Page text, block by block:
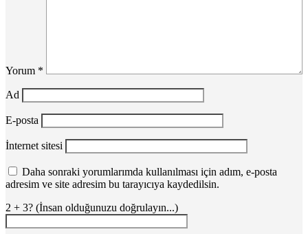
Yorum *
Ad
E-posta
İnternet sitesi
Daha sonraki yorumlarımda kullanılması için adım, e-posta
adresim ve site adresim bu tarayıcıya kaydedilsin.
2 + 3? (İnsan olduğunuzu doğrulayın...)